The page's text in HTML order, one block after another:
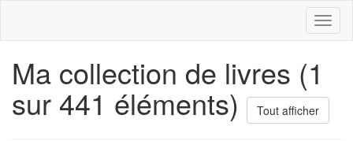
Ma collection de livres (1
sur 441 éléments) Tout afficher